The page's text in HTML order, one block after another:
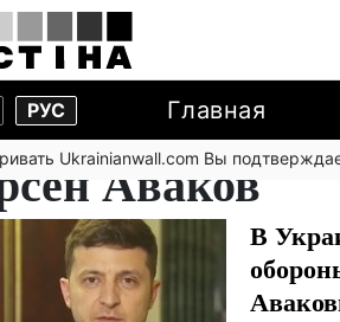
РУС Главная
Ukrainianwall.com Вы
Аваков
В